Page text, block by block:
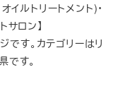
イルトリートメント)・
サロン】
す。カテゴリーはリ
です。